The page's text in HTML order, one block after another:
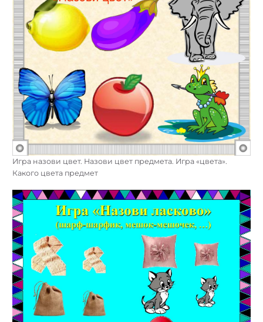
Игра назови цвет. Назови цвет предмета. Игра «цвета».
Какого цвета предмет